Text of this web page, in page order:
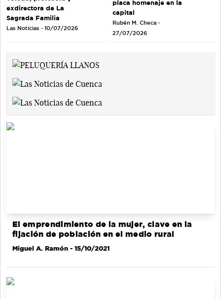
exdirectora de La
Sagrada Familia
Las Noticias - 10/07/2026
placa homenaje en la
capital
Rubén M. Checa -
27/07/2026
El emprendimiento de la mujer, clave en la
fijación de población en el medio rural
Miguel A. Ramón - 15/10/2021